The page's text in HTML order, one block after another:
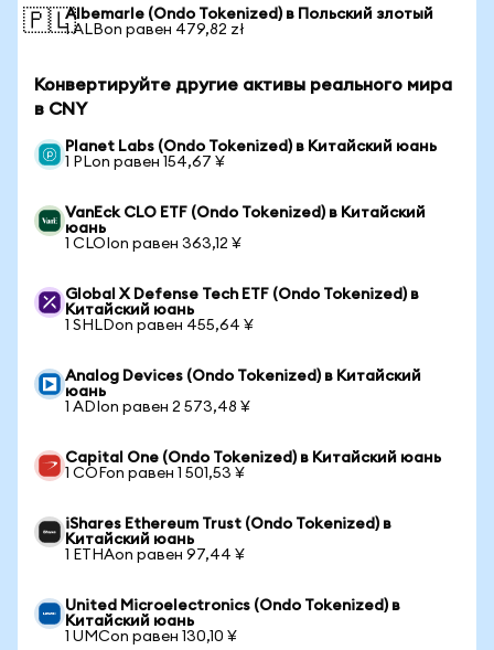
🇵🇱Albemarle (Ondo Tokenized) в Польский злотый
1 ALBon равен 479,82 zł
Конвертируйте другие активы реального мира
в CNY
Planet Labs (Ondo Tokenized) в Китайский юань
1 PLon равен 154,67 ¥
VanEck CLO ETF (Ondo Tokenized) в Китайский
юань
1 CLOIon равен 363,12 ¥
Global X Defense Tech ETF (Ondo Tokenized) в
Китайский юань
1 SHLDon равен 455,64 ¥
Analog Devices (Ondo Tokenized) в Китайский
юань
1 ADIon равен 2 573,48 ¥
Capital One (Ondo Tokenized) в Китайский юань
1 COFon равен 1 501,53 ¥
iShares Ethereum Trust (Ondo Tokenized) в
Китайский юань
1 ETHAon равен 97,44 ¥
United Microelectronics (Ondo Tokenized) в
Китайский юань
1 UMCon равен 130,10 ¥